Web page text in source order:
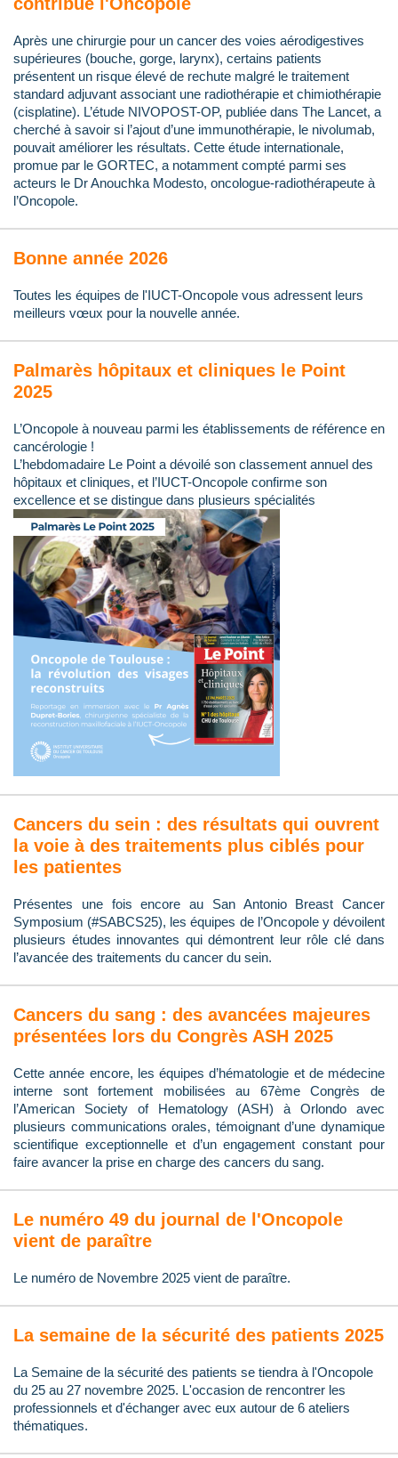
Après une chirurgie pour un cancer des voies aérodigestives
supérieures (bouche, gorge, larynx), certains patients
présentent un risque élevé de rechute malgré le traitement
standard adjuvant associant une radiothérapie et chimiothérapie
(cisplatine). L’étude NIVOPOST-OP, publiée dans The Lancet, a
cherché à savoir si l’ajout d’une immunothérapie, le nivolumab,
pouvait améliorer les résultats. Cette étude internationale,
promue par le GORTEC, a notamment compté parmi ses
acteurs le Dr Anouchka Modesto, oncologue-radiothérapeute à
l’Oncopole.
Bonne année 2026
Toutes les équipes de l'IUCT-Oncopole vous adressent leurs
meilleurs vœux pour la nouvelle année.
Palmarès hôpitaux et cliniques le Point
2025
L’Oncopole à nouveau parmi les établissements de référence en
cancérologie !
L’hebdomadaire Le Point a dévoilé son classement annuel des
hôpitaux et cliniques, et l’IUCT-Oncopole confirme son
excellence et se distingue dans plusieurs spécialités
Cancers du sein : des résultats qui ouvrent
la voie à des traitements plus ciblés pour
les patientes
Présentes une fois encore au San Antonio Breast Cancer
Symposium (#SABCS25), les équipes de l’Oncopole y dévoilent
plusieurs études innovantes qui démontrent leur rôle clé dans
l’avancée des traitements du cancer du sein.
Cancers du sang : des avancées majeures
présentées lors du Congrès ASH 2025
Cette année encore, les équipes d’hématologie et de médecine
interne sont fortement mobilisées au 67ème Congrès de
l’American Society of Hematology (ASH) à Orlondo avec
plusieurs communications orales, témoignant d’une dynamique
scientifique exceptionnelle et d’un engagement constant pour
faire avancer la prise en charge des cancers du sang.
Le numéro 49 du journal de l'Oncopole
vient de paraître
Le numéro de Novembre 2025 vient de paraître.
La semaine de la sécurité des patients 2025
La Semaine de la sécurité des patients se tiendra à l'Oncopole
du 25 au 27 novembre 2025. L'occasion de rencontrer les
professionnels et d'échanger avec eux autour de 6 ateliers
thématiques.